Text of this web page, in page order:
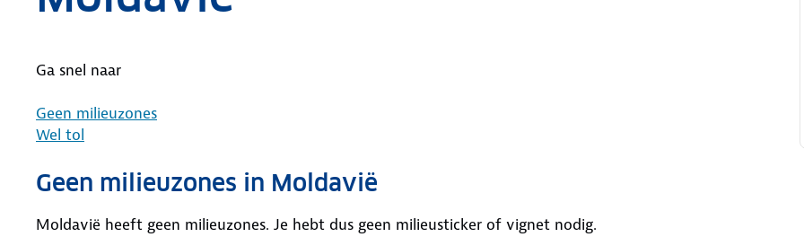
Ga snel naar
Geen milieuzones
Wel tol
Geen milieuzones in Moldavië
Moldavië heeft geen milieuzones. Je hebt dus geen milieusticker of vignet nodig.